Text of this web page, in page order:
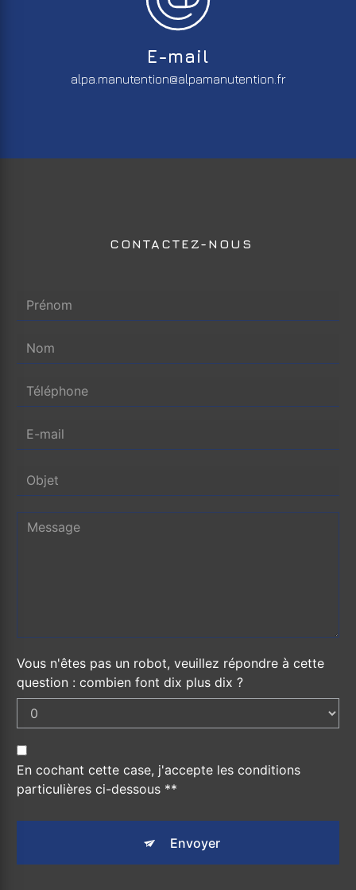
E-mail
alpa.manutention@alpamanutention.fr
CONTACTEZ-NOUS
Vous n'êtes pas un robot, veuillez répondre à cette
question : combien font dix plus dix ?
En cochant cette case, j'accepte les conditions
particulières ci-dessous **
Envoyer